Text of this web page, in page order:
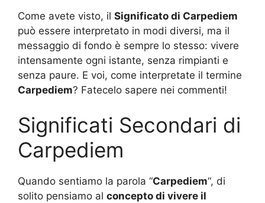
Come avete visto, il Significato di Carpediem
può essere interpretato in modi diversi, ma il
messaggio di fondo è sempre lo stesso: vivere
intensamente ogni istante, senza rimpianti e
senza paure. E voi, come interpretate il termine
Carpediem? Fatecelo sapere nei commenti!
Significati Secondari di
Carpediem
Quando sentiamo la parola “Carpediem“, di
solito pensiamo al concepto di vivere il